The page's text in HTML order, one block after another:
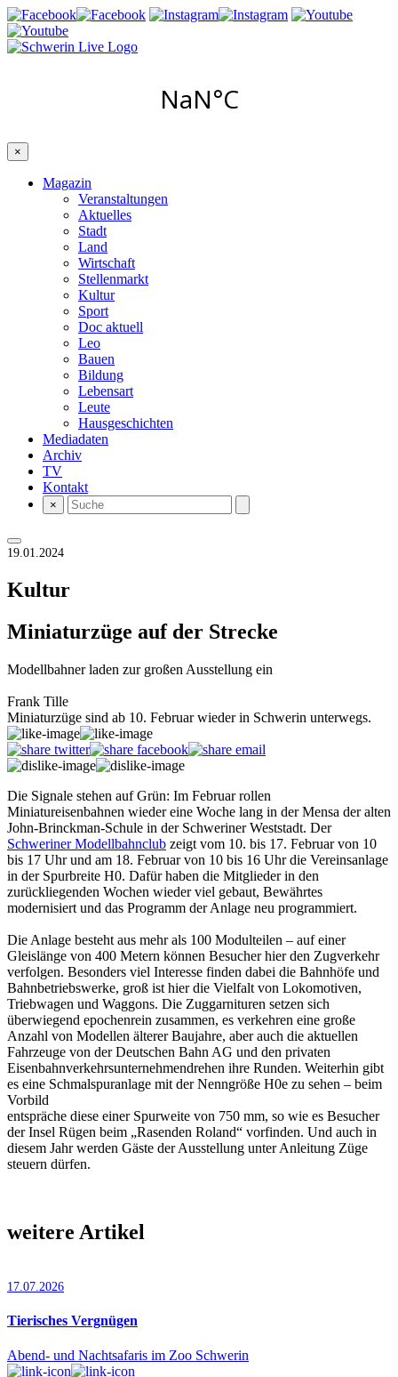
×
Magazin
Veranstaltungen
Aktuelles
Stadt
Land
Wirtschaft
Stellenmarkt
Kultur
Sport
Doc aktuell
Leo
Bauen
Bildung
Lebensart
Leute
Hausgeschichten
Mediadaten
Archiv
TV
Kontakt
×
19.01.2024
Kultur
Miniaturzüge auf der Strecke
Modellbahner laden zur großen Ausstellung ein
Frank Tille
Miniaturzüge sind ab 10. Februar wieder in Schwerin unterwegs.
Die Signale stehen auf Grün: Im Februar rollen
Miniatureisenbahnen wieder eine Woche lang in der Mensa der alten
John-Brinckman-Schule in der Schweriner Weststadt. Der
Schweriner Modellbahnclub zeigt vom 10. bis 17. Februar von 10
bis 17 Uhr und am 18. Februar von 10 bis 16 Uhr die Vereinsanlage
in der Spurbreite H0. Dafür haben die Mitglieder in den
zurückliegenden Wochen wieder viel gebaut, Bewährtes
modernisiert und das Programm der Anlage neu programmiert.
Die Anlage besteht aus mehr als 100 Modulteilen – auf einer
Gleislänge von 400 Metern können Besucher hier den Zugverkehr
verfolgen. Besonders viel Interesse finden dabei die Bahnhöfe und
Bahnbetriebswerke, groß ist hier die Vielfalt von Lokomotiven,
Triebwagen und Waggons. Die Zuggarnituren setzen sich
überwiegend epochenrein zusammen, es verkehren eine große
Anzahl von Modellen älterer Baujahre, aber auch die aktuellen
Fahrzeuge von der Deutschen Bahn AG und den privaten
Eisenbahnverkehrsunternehmendrehen ihre Runden. Weiterhin gibt
es eine Schmalspuranlage mit der Nenngröße H0e zu sehen – beim
Vorbild
entspräche diese einer Spurweite von 750 mm, so wie es Besucher
der Insel Rügen beim „Rasenden Roland“ vorfinden. Und auch in
diesem Jahr werden Gäste der Ausstellung unter Anleitung Züge
steuern dürfen.
weitere Artikel
17.07.2026
Tierisches Vergnügen
Abend- und Nachtsafaris im Zoo Schwerin